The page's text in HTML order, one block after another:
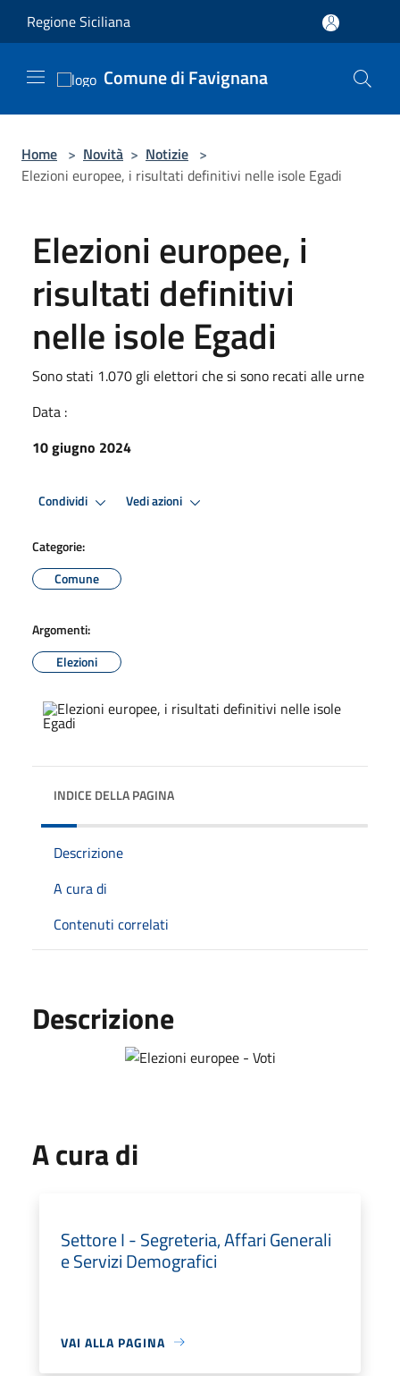
Regione Siciliana
Comune di Favignana
Home > Novità > Notizie >
Elezioni europee, i risultati definitivi nelle isole Egadi
Elezioni europee, i
risultati definitivi
nelle isole Egadi
Sono stati 1.070 gli elettori che si sono recati alle urne
Data :
10 giugno 2024
Condividi Vedi azioni
Categorie:
Comune
Argomenti:
Elezioni
INDICE DELLA PAGINA
Descrizione
A cura di
Contenuti correlati
Descrizione
A cura di
Settore I - Segreteria, Affari Generali
e Servizi Demografici
VAI ALLA PAGINA